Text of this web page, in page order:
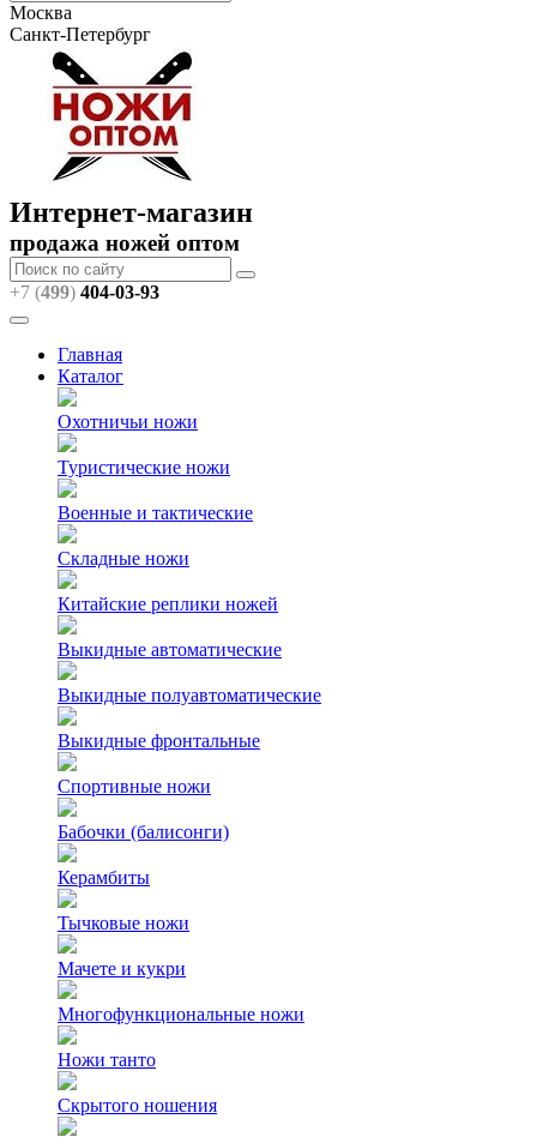
Москва
Санкт-Петербург
Интернет-магазин
продажа ножей оптом
+7 (499) 404-03-93
Главная
Каталог
Охотничьи ножи
Туристические ножи
Военные и тактические
Складные ножи
Китайские реплики ножей
Выкидные автоматические
Выкидные полуавтоматические
Выкидные фронтальные
Спортивные ножи
Бабочки (балисонги)
Керамбиты
Тычковые ножи
Мачете и кукри
Многофункциональные ножи
Ножи танто
Скрытого ношения